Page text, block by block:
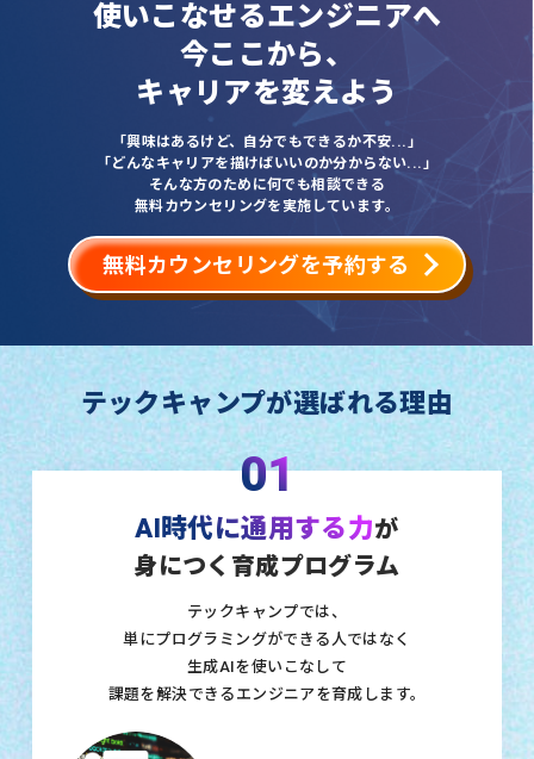
使いこなせるエンジニアへ
今ここから、
キャリアを変えよう
「興味はあるけど、自分でもできるか不安...」
「どんなキャリアを描けばいいのか分からない...」
そんな方のために何でも相談できる
無料カウンセリングを実施しています。
無料カウンセリングを予約する
テックキャンプが選ばれる理由
01
AI時代に通用する力が
身につく育成プログラム
テックキャンプでは、
単にプログラミングができる人ではなく
生成AIを使いこなして
課題を解決できるエンジニアを育成します。